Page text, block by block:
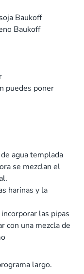
Baukoff
Baukoff
puedes poner
agua templada
se mezclan el
harinas y la
las pipas
con una mezcla de
largo.